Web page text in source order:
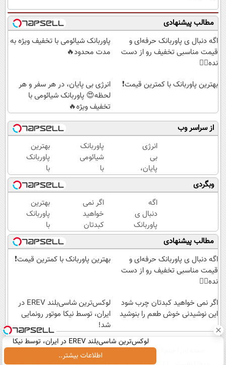
مطالب پیشنهادی
اگه دنبال ی پاوربانک حرفه‌ای و
قیمت مناسبی تخفیف رو از دست
نده👌🏻
پاوربانک شیائومی با تخفیف ویژه به
مدت محدود🔥
بهترین پاوربانک با کمترین قیمت❗
انرژی بی پایان، در هر سفر و هر
لحظه😍 پاوربانک شیائومی با
تخفیف ویژه🔥
از سراسر وب
انرژی
بی
پایان،
در هر
سفر و
هر
لحظه😍
پاوربانک
شیائومی
با
تخفیف
ویژه🔥
پاوربانک
شیائومی
با
تخفیف
ویژه به
مدت
محدود
🔥
بهترین
پاوربانک
با
کمترین
قیمت❗
وبگردی
اگه
دنبال ی
پاوربانک
حرفه‌ای
و قیمت
مناسبی
تخفیف
نده👌🏻
اگر نمی
خواهید
کبدتان
چرب
شود این
نوشیدنی
بهترین
پاوربانک
با
کمترین
قیمت❗
مطالب پیشنهادی
اگه دنبال ی پاوربانک حرفه‌ای و
قیمت مناسبی تخفیف رو از دست
نده👌🏻
بهترین پاوربانک با کمترین قیمت❗
اگر نمی خواهید کبدتان چرب شود
این نوشیدنی خوش طعم را بنوشید
لوکس‌ترین شاسی‌بلند EREV در
ایران، توسط نیکا موتور رونمایی
شد!
لوکس‌ترین شاسی‌بلند EREV در ایران، توسط نیکا
موتور رونمایی شد!
اطلاعات بیشتر.. عصر ایران۲ درباره عصرایران تماس با ما